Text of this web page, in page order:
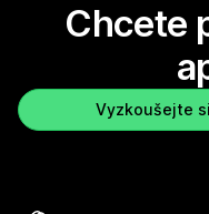
Chcete
Vyzkoušejte